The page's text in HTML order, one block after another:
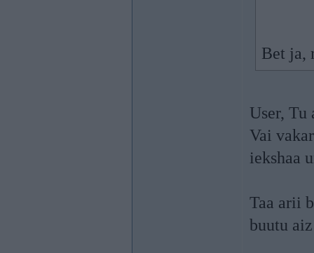
Bet ja,
User, Tu
Vai
iekshaa
Taa arii
buutu